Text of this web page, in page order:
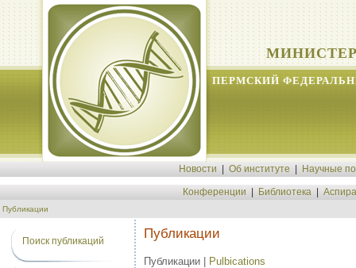
ПЕРМСКИЙ
Новости Об институте Научные
Конференции Библиотека
Публикации
Поиск публикаций Публикации
Публикации | Pulbications